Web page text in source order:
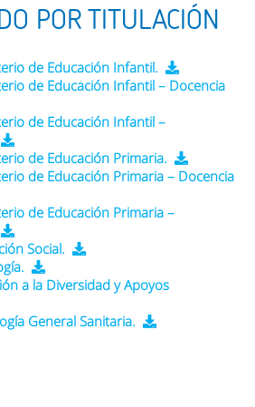
POR TITULACIÓN
de Educación Infantil.
de Educación Infantil – Docencia
de Educación Infantil –
de Educación Primaria.
de Educación Primaria – Docencia
de Educación Primaria –
Social.
a la Diversidad y Apoyos
General Sanitaria.